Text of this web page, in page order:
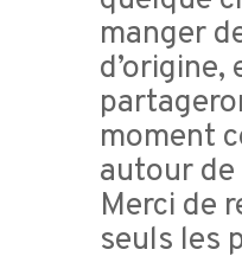
manger
d’origine,
moment
autour de
Merci de
seuls les